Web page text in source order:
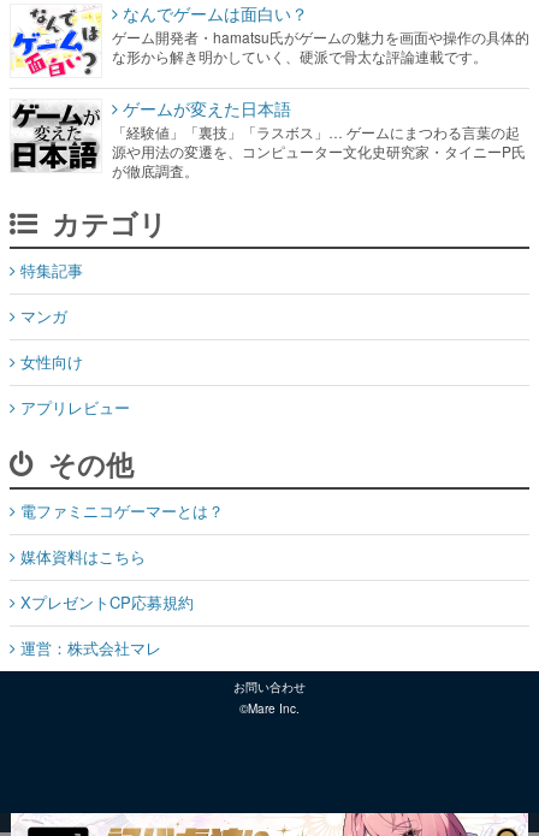
なんでゲームは面白い？
ゲーム開発者・hamatsu氏がゲームの魅力を画面や操作の具体的
な形から解き明かしていく、硬派で骨太な評論連載です。
ゲームが変えた日本語
「経験値」「裏技」「ラスボス」… ゲームにまつわる言葉の起
源や用法の変遷を、コンピューター文化史研究家・タイニーP氏
が徹底調査。
カテゴリ
特集記事
マンガ
女性向け
アプリレビュー
その他
電ファミニコゲーマーとは？
媒体資料はこちら
XプレゼントCP応募規約
運営：株式会社マレ
お問い合わせ
©Mare Inc.